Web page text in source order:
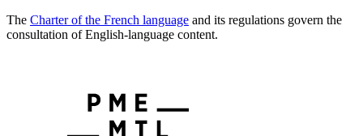
The Charter of the French language and its regulations govern the
consultation of English-language content.